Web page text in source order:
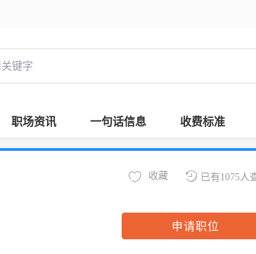
职场资讯 一句话信息 收费标准
已有1075人
收藏
申请职位